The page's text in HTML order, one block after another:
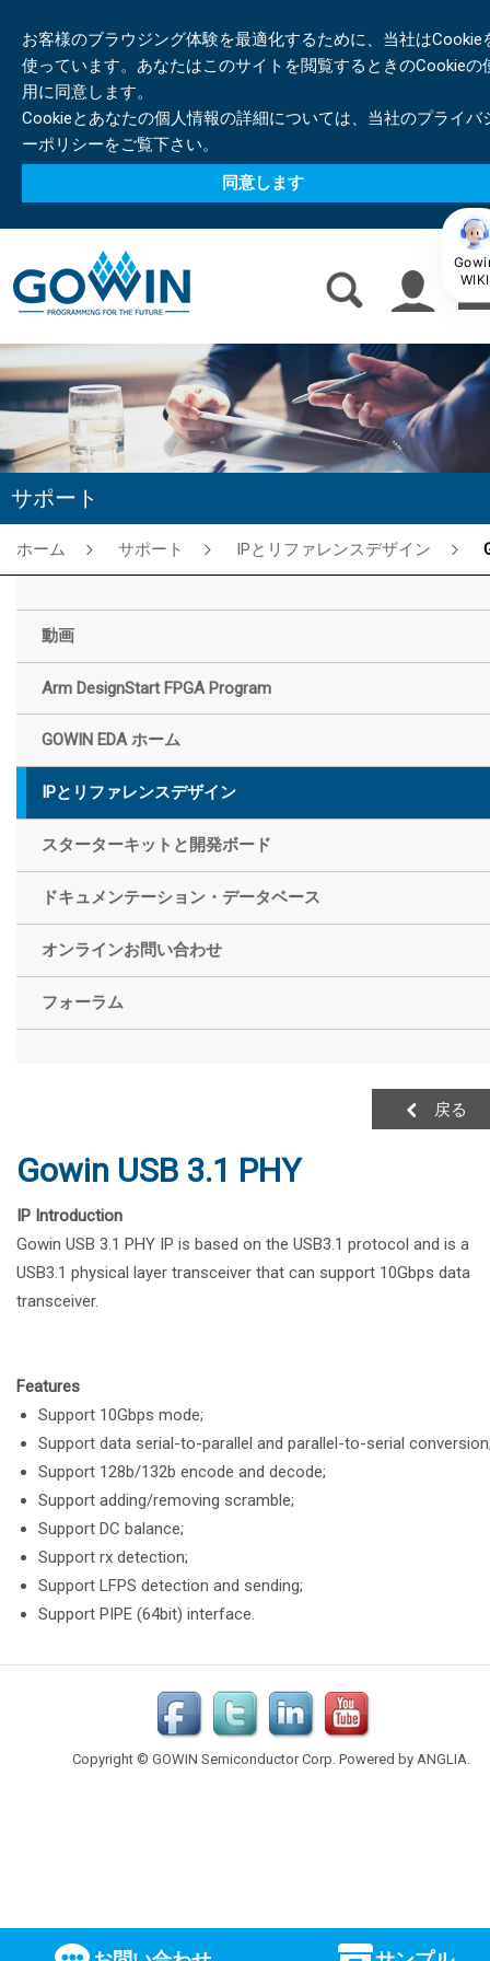
お客様のブラウジング体験を最適化するために、当社はCookie
使っています。あなたはこのサイトを閲覧するときのCookieの
用に同意します。
Cookieとあなたの個人情報の詳細については、当社のプライバ
ーポリシーをご覧下さい。
同意します
サポート
ホーム サポート IPとリファレンスデザイン Gowin
動画
Arm DesignStart FPGA Program
GOWIN EDA ホーム
IPとリファレンスデザイン
スターターキットと開発ボード
ドキュメンテーション・データベース
オンラインお問い合わせ
フォーラム
戻る
Gowin USB 3.1 PHY
IP Introduction
Gowin USB 3.1 PHY IP is based on the USB3.1 protocol and is a
USB3.1 physical layer transceiver that can support 10Gbps data
transceiver.
Features
Support 10Gbps mode;
Support data serial-to-parallel and parallel-to-serial
Support 128b/132b encode and decode;
Support adding/removing scramble;
Support DC balance;
Support rx detection;
Support LFPS detection and sending;
Support PIPE (64bit) interface.
Copyright © GOWIN Semiconductor Corp. Powered by ANGLIA.
WIKI